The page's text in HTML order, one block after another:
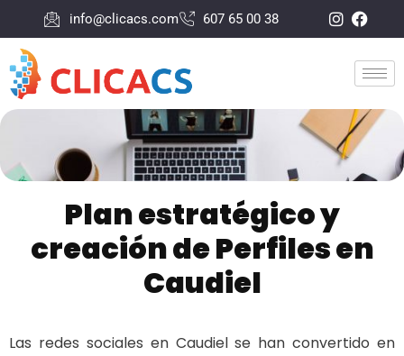
info@clicacs.com 607 65 00 38
Plan estratégico y
creación de Perfiles en
Caudiel
Las redes sociales en Caudiel se han convertido en